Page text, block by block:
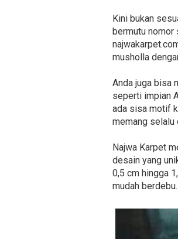
Kini bukan
bermutu nomor
musholla
Anda juga bisa
seperti impian
ada sisa motif
memang
Najwa Karpet
desain yang
0,5 cm hingga
mudah berdebu.